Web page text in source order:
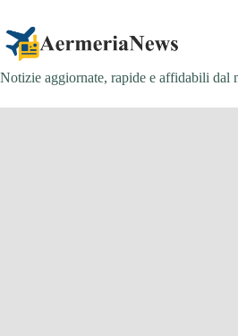
contenuto
Notizie aggiornate, rapide e affidabili dal